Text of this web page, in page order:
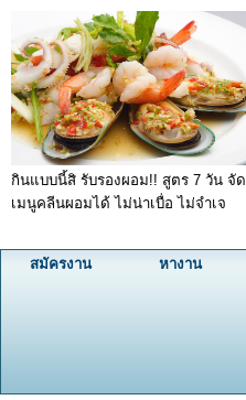
กินแบบนี้สิ รับรองผอม!! สูตร 7 วัน จัด
เมนูคลีนผอมได้ ไม่น่าเบื่อ ไม่จำเจ
สมัครงาน หางาน